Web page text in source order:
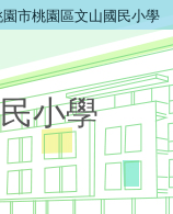
園市桃園區文山國民小學
小學